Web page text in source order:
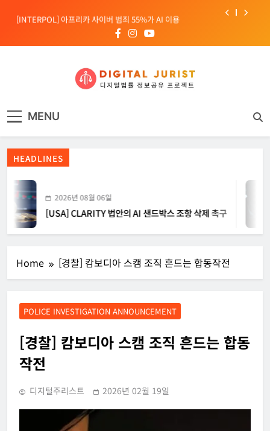
[INTERPOL] 아프리카 사이버 범죄 55%가 AI 이용
[소청백의 노동&사람] 삼성SDS 노동조합 설립을 바라보며
[USA] CLARITY 법안의 AI 샌드박스 조항 삭제 촉구
[INTERPOL] 아프리카 사이버 범죄 55%가 AI 이용
[소청백의 노동&사람] 삼성SDS 노동조합 설립을 바라보며
MENU
HEADLINES
2026년 08월 06일
[USA] CLARITY 법안의 AI 샌드박스 조항 삭제 촉구
Home [경찰] 캄보디아 스캠 조직 흔드는 합동작전
POLICE INVESTIGATION ANNOUNCEMENT
[경찰] 캄보디아 스캠 조직 흔드는 합동
작전
디지털주리스트 2026년 02월 19일